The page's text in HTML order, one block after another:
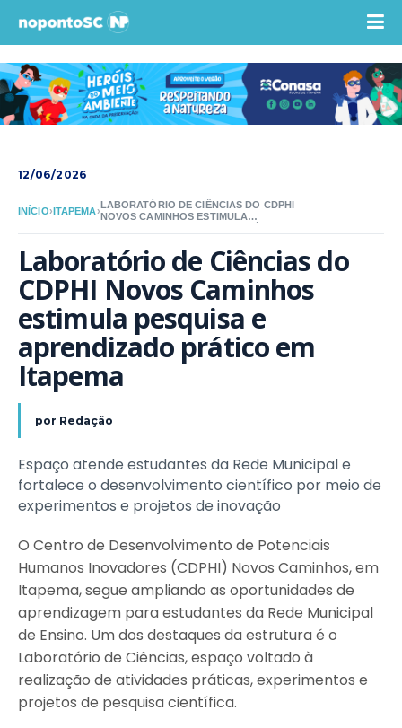
12/06/2026
INÍCIO›ITAPEMA›
LABORATÓRIO DE CIÊNCIAS DO CDPHI
NOVOS CAMINHOS ESTIMULA
Laboratório de Ciências do
CDPHI Novos Caminhos
estimula pesquisa e
aprendizado prático em
Itapema
por Redação
Espaço atende estudantes da Rede Municipal e
fortalece o desenvolvimento científico por meio de
experimentos e projetos de inovação
O Centro de Desenvolvimento de Potenciais
Humanos Inovadores (CDPHI) Novos Caminhos, em
Itapema, segue ampliando as oportunidades de
aprendizagem para estudantes da Rede Municipal
de Ensino. Um dos destaques da estrutura é o
Laboratório de Ciências, espaço voltado à
realização de atividades práticas, experimentos e
projetos de pesquisa científica.